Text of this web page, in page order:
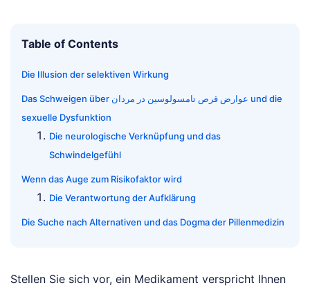
Table of Contents
Die Illusion der selektiven Wirkung
Das Schweigen über عوارض قرص تامسولوسین در مردان und die
sexuelle Dysfunktion
Die neurologische Verknüpfung und das
Schwindelgefühl
Wenn das Auge zum Risikofaktor wird
Die Verantwortung der Aufklärung
Die Suche nach Alternativen und das Dogma der Pillenmedizin
Stellen Sie sich vor, ein Medikament verspricht Ihnen